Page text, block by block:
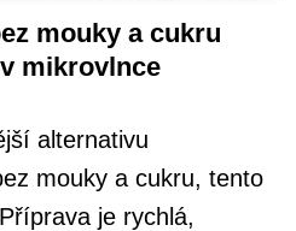
mouky a cukru
mikrovlnce
alternativu
mouky a cukru, tento
je rychlá,